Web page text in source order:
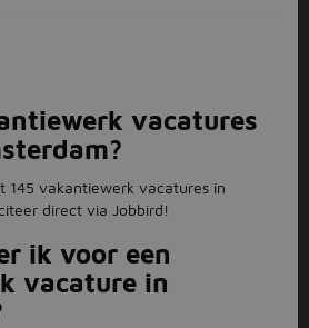
vacatures
145 vakantiewerk vacatures in
direct via Jobbird!
ik voor een
vacature in